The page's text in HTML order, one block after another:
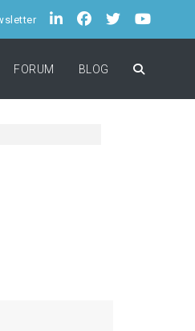
FORUM BLOG